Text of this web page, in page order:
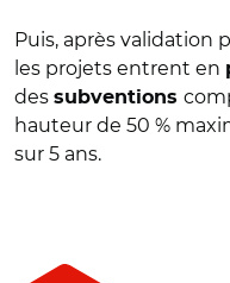
Puis, après validation
les projets entrent en
des subventions
hauteur de 50 %
sur 5 ans.